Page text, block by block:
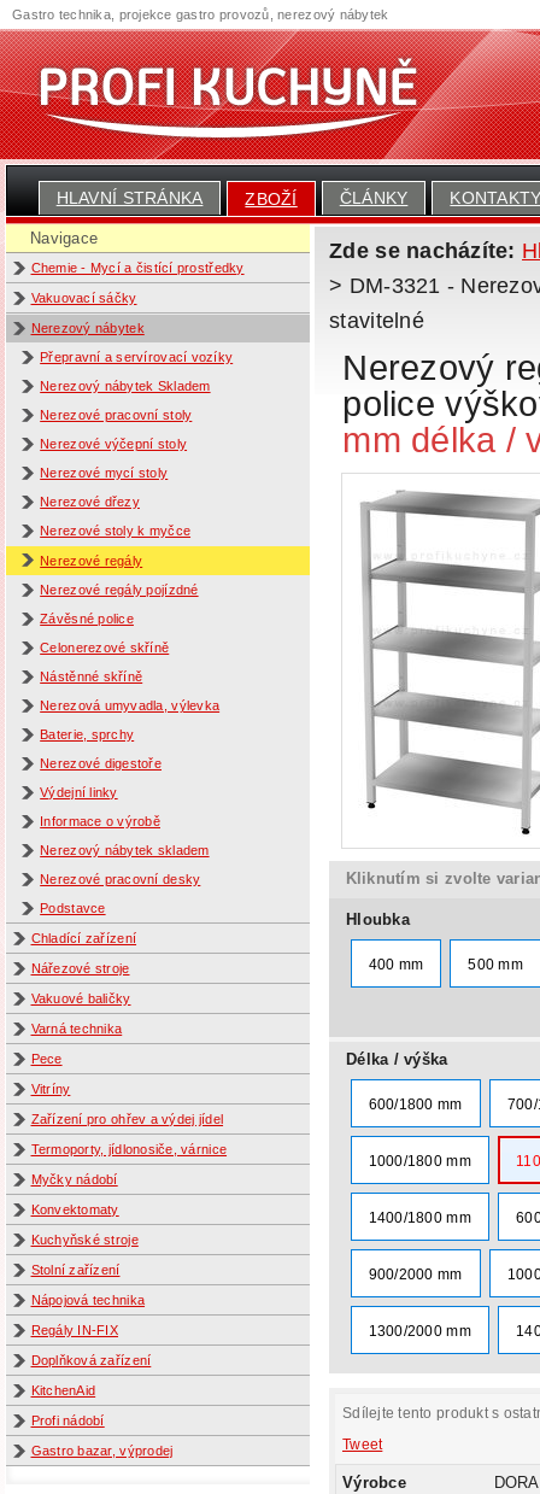
HLAVNÍ STRÁNKA ZBOŽÍ ČLÁNKY
Navigace
Chemie - Mycí a čistící prostředky
Vakuovací sáčky
Nerezový nábytek
Přepravní a servírovací vozíky
Nerezový nábytek Skladem
Nerezové pracovní stoly
Nerezové výčepní stoly
Nerezové mycí stoly
Nerezové dřezy
Nerezové stoly k myčce
Nerezové regály
Nerezové regály pojízdné
Závěsné police
Celonerezové skříně
Nástěnné skříně
Nerezová umyvadla, výlevka
Baterie, sprchy
Nerezové digestoře
Výdejní linky
Informace o výrobě
Nerezový nábytek skladem
Nerezové pracovní desky
Podstavce
Chladící zařízení
Nářezové stroje
Vakuové baličky
Varná technika
Pece
Vitríny
Zařízení pro ohřev a výdej jídel
Termoporty, jídlonosiče, várnice
Myčky nádobí
Konvektomaty
Kuchyňské stroje
Stolní zařízení
Nápojová technika
Regály IN-FIX
Doplňková zařízení
KitchenAid
Profi nádobí
Gastro bazar, výprodej
Zde se nacházíte:
> DM-3321 -
stavitelné
Nerezový
police
mm délka /
Kliknutím si zvolte
Hloubka
400 mm 500 mm
Délka / výška
600/1800 mm
1000/1800 mm
1400/1800 mm
900/2000 mm
1300/2000 mm
Sdílejte tento produkt s
Tweet
Výrobce
Gastro technika, projekce gastro provozů, nerezový nábytek